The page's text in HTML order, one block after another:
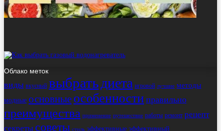
Облако меток
виды вкусный выбратьдиета игровой лучшие методы
модные основные особенности правильно
преимущества применение путешествие работы ремонт рецепт
секреты советы стиль эффективные эффективный